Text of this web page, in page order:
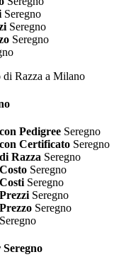
Seregno
Seregno
Seregno
Pedigree Seregno
Certificato Seregno
Razza Seregno
Seregno
Seregno
Seregno
Seregno
Seregno